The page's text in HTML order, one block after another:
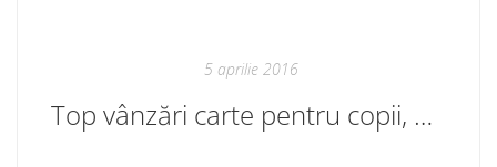
5 aprilie 2016
Top vânzări carte pentru copii, martie 2016. Librăriile Cartier